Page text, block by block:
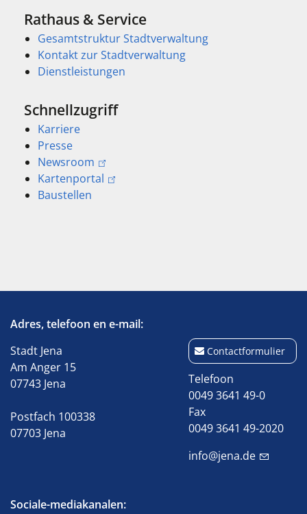
Rathaus & Service
Gesamtstruktur Stadtverwaltung
Kontakt zur Stadtverwaltung
Dienstleistungen
Schnellzugriff
Karriere
Presse
Newsroom
Kartenportal
Baustellen
Adres, telefoon en e-mail:
Stadt Jena
Am Anger 15
07743 Jena
Postfach 100338
07703 Jena
Contactformulier
Telefoon
0049 3641 49-0
Fax
0049 3641 49-2020
info@jena.de
Sociale-mediakanalen: